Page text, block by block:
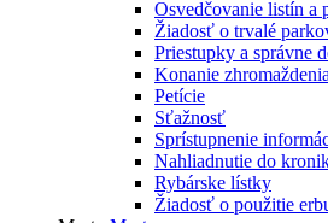
Osvedčovanie listín a
Žiadosť o trvalé
Priestupky a správne
Konanie zhromaždenia
Petície
Sťažnosť
Sprístupnenie
Nahliadnutie do
Rybárske lístky
Žiadosť o použitie